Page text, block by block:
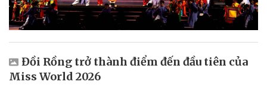
Đồi Rồng trở thành điểm đến đầu tiên của
Miss World 2026